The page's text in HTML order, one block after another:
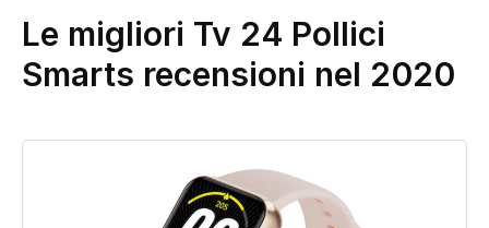
Le migliori Tv 24 Pollici
Smarts recensioni nel 2020